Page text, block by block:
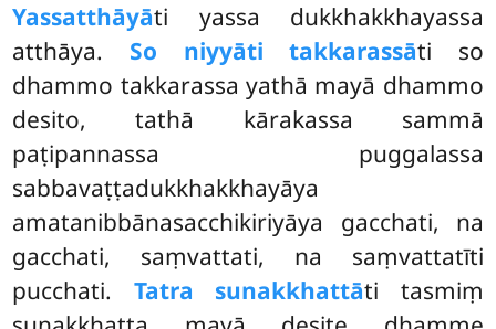
Yassatthāyāti yassa dukkhakkhayassa
atthāya. So niyyāti takkarassāti so
dhammo takkarassa yathā mayā dhammo
desito, tathā kārakassa sammā
paṭipannassa puggalassa
sabbavaṭṭadukkhakkhayāya
amatanibbānasacchikiriyāya gacchati, na
gacchati, saṃvattati, na saṃvattatīti
pucchati. Tatra sunakkhattāti tasmiṃ